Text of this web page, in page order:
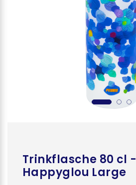
Trinkflasche 80 cl -
Happyglou Large